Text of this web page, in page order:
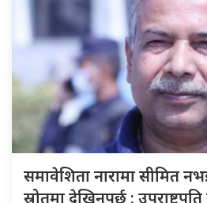
समावेशिता नारामा सीमित
स्रोतमा देखिनुपर्छ :